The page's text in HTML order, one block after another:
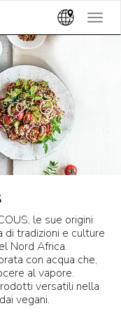
Toggle
le sue origini
tradizioni e culture
Nord Africa.
con acqua che,
al vapore.
versatili nella
vegani.